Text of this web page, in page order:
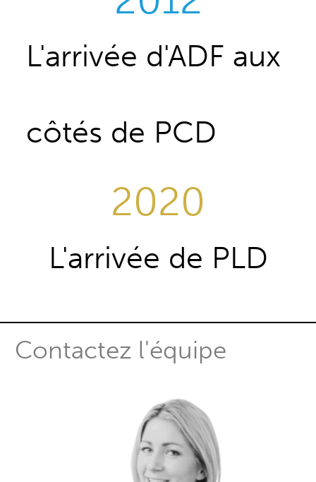
L'arrivée d'ADF aux
côtés de PCD
L'arrivée de PLD
2020
Contactez l'équipe